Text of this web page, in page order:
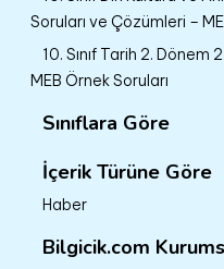
Soruları ve Çözümleri –
10. Sınıf Tarih 2. Dönem
MEB Örnek Soruları
Sınıflara Göre
İçerik Türüne Göre
Haber
Bilgicik.com